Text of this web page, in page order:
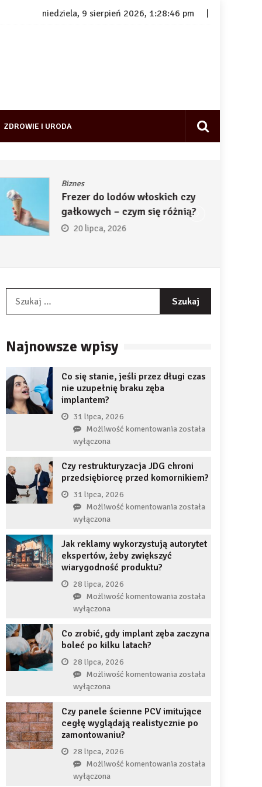
niedziela, 9 sierpień 2026, 1:28:47 pm
ZDROWIE I URODA
Biznes
Frezer do lodów włoskich czy
gałkowych – czym się różnią?
20 lipca, 2026
Najnowsze wpisy
Co się stanie, jeśli przez długi czas
nie uzupełnię braku zęba
implantem?
31 lipca, 2026
Możliwość komentowaniaCo
jeśli
przez
czas
braku
zęba
została
wyłączona
Czy restrukturyzacja JDG chroni
przedsiębiorcę przed komornikiem?
31 lipca, 2026
Możliwość komentowaniaCzy
chroni
została
wyłączona
Jak reklamy wykorzystują autorytet
ekspertów, żeby zwiększyć
wiarygodność produktu?
28 lipca, 2026
Możliwość komentowaniaJak
autorytet
zwiększyć
została
wyłączona
Co zrobić, gdy implant zęba zaczyna
boleć po kilku latach?
28 lipca, 2026
Możliwość komentowaniaCo
implant
zęba
została
wyłączona
Czy panele ścienne PCV imitujące
cegłę wyglądają realistycznie po
zamontowaniu?
28 lipca, 2026
Możliwość komentowaniaCzy
została
wyłączona